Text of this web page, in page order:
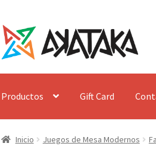
Ir
a
la
navegación
Ir
al
contenido
Productos Gift Card
Inicio Juegos de Mesa Modernos